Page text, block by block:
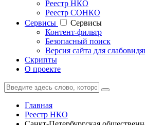
Реестр НКО
Реестр СОНКО
Cервисы
Cервисы
Контент-фильтр
Безопасный поиск
Версия сайта для
Скрипты
О проекте
Главная
Реестр НКО